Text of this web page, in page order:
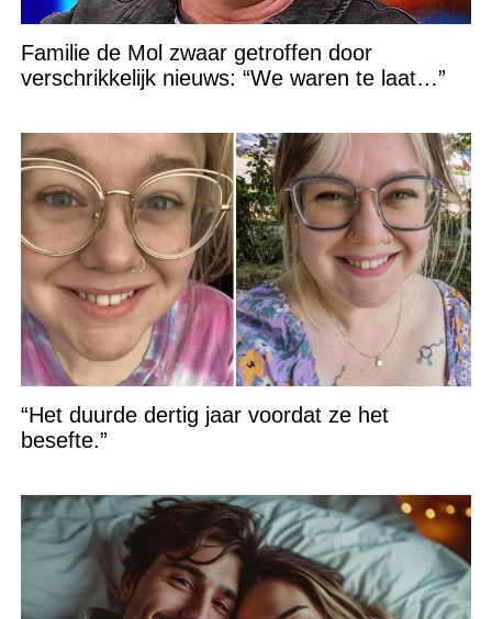
Familie de Mol zwaar getroffen door
verschrikkelijk nieuws: “We waren te laat…”
“Het duurde dertig jaar voordat ze het
besefte.”